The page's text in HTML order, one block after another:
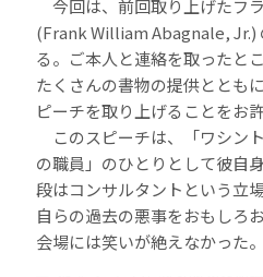
今回は、前回取り上げたフ
(Frank William Abagnale, Jr.)
る。ご本人と連絡を取ったと
たくさんの書物の提供ととも
ピーチを取り上げることをお
このスピーチは、「ワシン
の職員」のひとりとして彼自
段はコンサルタントという立
自らの過去の悪事をおもしろ
会場には笑いが絶えなかった